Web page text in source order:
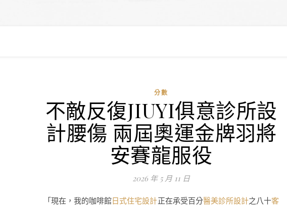
分數
不敵反復JIUYI俱意診所設
計腰傷 兩屆奧運金牌羽將
安賽龍服役
2026 年 5 月 11 日
「現在，我的咖啡館日式住宅設計正在承受百分醫美診所設計之八十客